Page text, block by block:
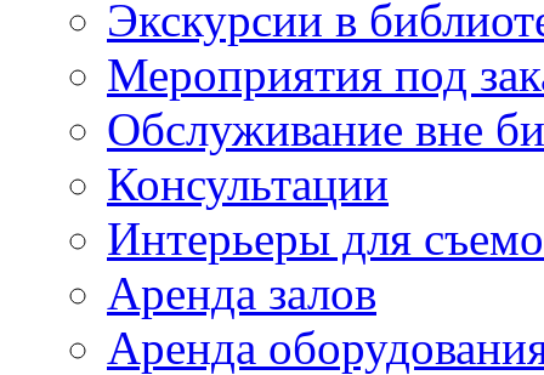
Экскурсии в
Мероприятия под
Обслуживание вне
Консультации
Интерьеры для
Аренда залов
Аренда